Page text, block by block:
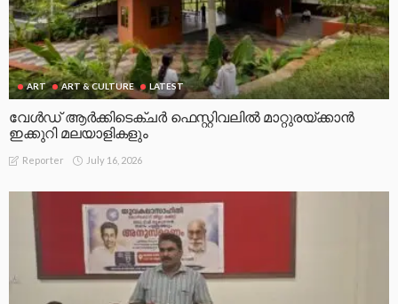
ART ART & CULTURE LATEST
വേള്‍ഡ് ആര്‍ക്കിടെക്ചര്‍ ഫെസ്റ്റിവലില്‍ മാറ്റുരയ്ക്കാന്‍
ഇക്കുറി മലയാളികളും
Reporter July 16, 2026